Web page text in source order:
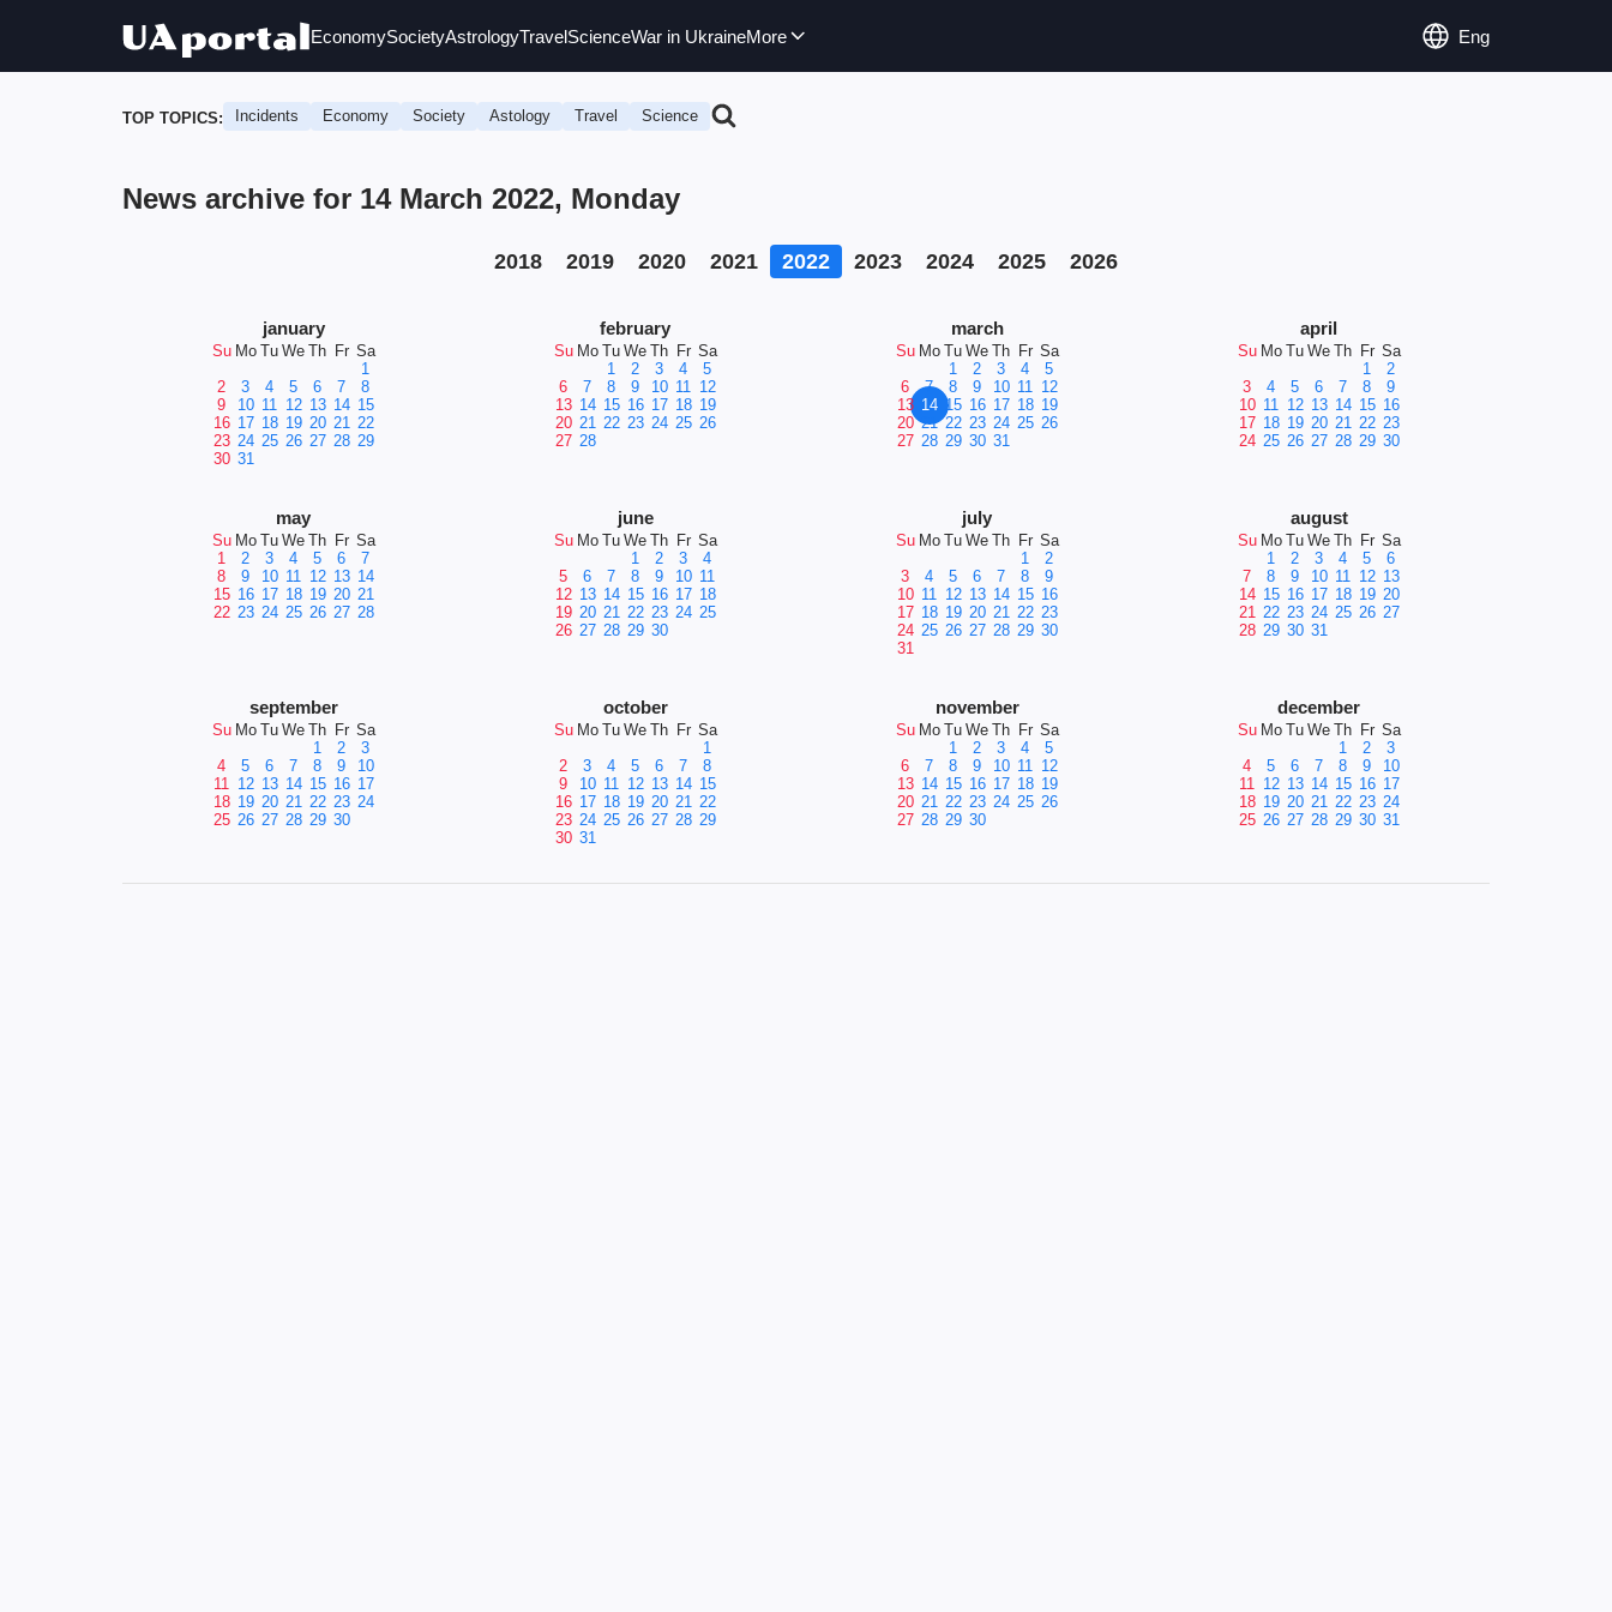
EconomySocietyAstrologyTravelScienceWar in UkraineMore Eng
TOP TOPICS: Incidents Economy Society Astology Travel Science
News archive for 14 March 2022, Monday
2018 2019 2020 2021 2022 2023 2024 2025 2026
january
Su Mo Tu We Th Fr Sa
1
2
3 4 5 6 7
8
9
10 11 12 13 14 15
16 17 18 19 20 21 22
23 24 25 26 27 28 29
30 31
february
Su Mo Tu We Th Fr Sa
1
2 3 4
5
6
7 8 9 10 11 12
13 14 15 16 17 18 19
20 21 22 23 24 25 26
27 28
march
Su Mo Tu We Th Fr Sa
1
2 3 4
5
6
7 8 9 10 11 12
13 14 15 16 17 18 19
20 21 22 23 24 25 26
27 28 29 30 31
april
Su Mo Tu We Th Fr Sa
1
2
3
4 5 6 7 8
9
10 11 12 13 14 15 16
17 18 19 20 21 22 23
24 25 26 27 28 29 30
may
Su Mo Tu We Th Fr Sa
1
2 3 4 5 6
7
8
9 10 11 12 13 14
15 16 17 18 19 20 21
22 23 24 25 26 27 28
june
Su Mo Tu We Th Fr Sa
1
2 3
4
5
6 7 8 9 10 11
12 13 14 15 16 17 18
19 20 21 22 23 24 25
26 27 28 29 30
july
Su Mo Tu We Th Fr Sa
1
2
3
4 5 6 7 8
9
10 11 12 13 14 15 16
17 18 19 20 21 22 23
24 25 26 27 28 29 30
31
august
Su Mo Tu We Th Fr Sa
1
2 3 4 5
6
7
8 9 10 11 12 13
14 15 16 17 18 19 20
21 22 23 24 25 26 27
28 29 30 31
september
Su Mo Tu We Th Fr Sa
1
2
3
4
5 6 7 8 9
10
11 12 13 14 15 16 17
18 19 20 21 22 23 24
25 26 27 28 29 30
october
Su Mo Tu We Th Fr Sa
1
2
3 4 5 6 7
8
9
10 11 12 13 14 15
16 17 18 19 20 21 22
23 24 25 26 27 28 29
30 31
november
Su Mo Tu We Th Fr Sa
1
2 3 4
5
6
7 8 9 10 11 12
13 14 15 16 17 18 19
20 21 22 23 24 25 26
27 28 29 30
december
Su Mo Tu We Th Fr Sa
1
2
3
4
5 6 7 8 9
10
11 12 13 14 15 16 17
18 19 20 21 22 23 24
25 26 27 28 29 30 31